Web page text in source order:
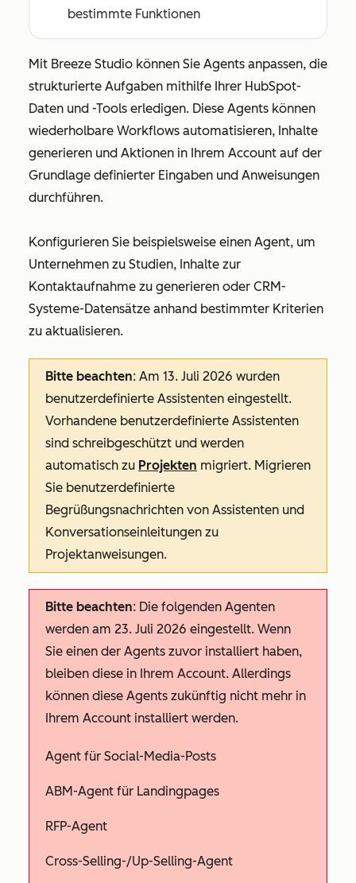
bestimmte Funktionen
Mit Breeze Studio können Sie Agents anpassen, die
strukturierte Aufgaben mithilfe Ihrer HubSpot-
Daten und -Tools erledigen. Diese Agents können
wiederholbare Workflows automatisieren, Inhalte
generieren und Aktionen in Ihrem Account auf der
Grundlage definierter Eingaben und Anweisungen
durchführen.
Konfigurieren Sie beispielsweise einen Agent, um
Unternehmen zu Studien, Inhalte zur
Kontaktaufnahme zu generieren oder CRM-
Systeme-Datensätze anhand bestimmter Kriterien
zu aktualisieren.
Bitte beachten: Am 13. Juli 2026 wurden
benutzerdefinierte Assistenten eingestellt.
Vorhandene benutzerdefinierte Assistenten
sind schreibgeschützt und werden
automatisch zu Projekten migriert. Migrieren
Sie benutzerdefinierte
Begrüßungsnachrichten von Assistenten und
Konversationseinleitungen zu
Projektanweisungen.
Bitte beachten: Die folgenden Agenten
werden am 23. Juli 2026 eingestellt. Wenn
Sie einen der Agents zuvor installiert haben,
bleiben diese in Ihrem Account. Allerdings
können diese Agents zukünftig nicht mehr in
Ihrem Account installiert werden.
Agent für Social-Media-Posts
ABM-Agent für Landingpages
RFP-Agent
Cross-Selling-/Up-Selling-Agent